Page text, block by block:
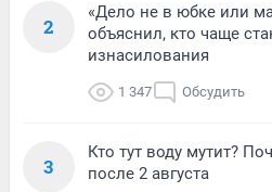
2
«Дело не в юбке или
объяснил, кто чаще
изнасилования
1 347 Обсудить
3
Кто тут воду мутит?
после 2 августа